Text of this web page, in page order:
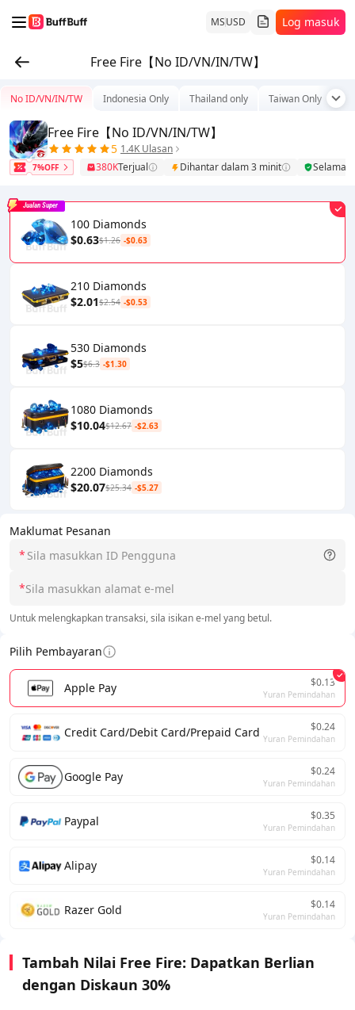
MSUSD Log masuk
Free Fire【No ID/VN/IN/TW】
Maklumat Pesanan
*
*
Untuk melengkapkan transaksi, sila isikan e-mel yang betul.
Pilih Pembayaran
Apple Pay $0.13
Yuran Pemindahan
Credit Card/Debit Card/Prepaid Card $0.24
Yuran Pemindahan
Google Pay $0.24
Yuran Pemindahan
Paypal $0.35
Yuran Pemindahan
Alipay $0.14
Yuran Pemindahan
Razer Gold $0.14
Yuran Pemindahan
No ID/VN/IN/TW Indonesia Only Thailand only Taiwan Only
Free Fire【No ID/VN/IN/TW】
5 1.4K Ulasan
7%OFF 380KTerjual Dihantar dalam 3 minit Selamat
100 Diamonds
$0.63$1.26 -$0.63
Jualan Super
210 Diamonds
$2.01$2.54 -$0.53
530 Diamonds
$5$6.3 -$1.30
1080 Diamonds
$10.04$12.67 -$2.63
2200 Diamonds
$20.07$25.34 -$5.27
Tambah Nilai Free Fire: Dapatkan Berlian
dengan Diskaun 30%